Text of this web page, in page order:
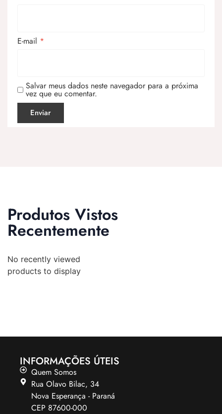
E-mail *
Salvar meus dados neste navegador para a próxima
vez que eu comentar.
Produtos Vistos
Recentemente
No recently viewed
products to display
INFORMAÇÕES ÚTEIS
Quem Somos
Rua Olavo Bilac, 34
Nova Esperança - Paraná
CEP 87600-000